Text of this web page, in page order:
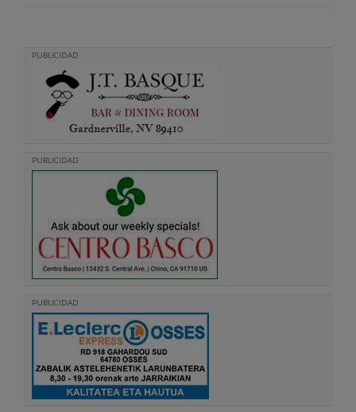
PUBLICIDAD
PUBLICIDAD
PUBLICIDAD